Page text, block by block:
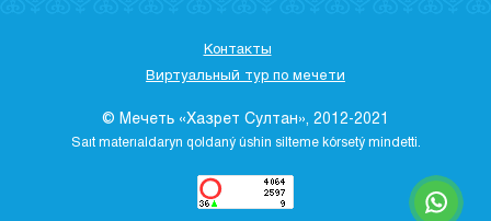
Контакты
Виртуальный тур по мечети
© Мечеть «Хазрет Султан», 2012-2021
Saıt materıaldaryn qoldaný úshіn sіlteme kórsetý mіndettі.